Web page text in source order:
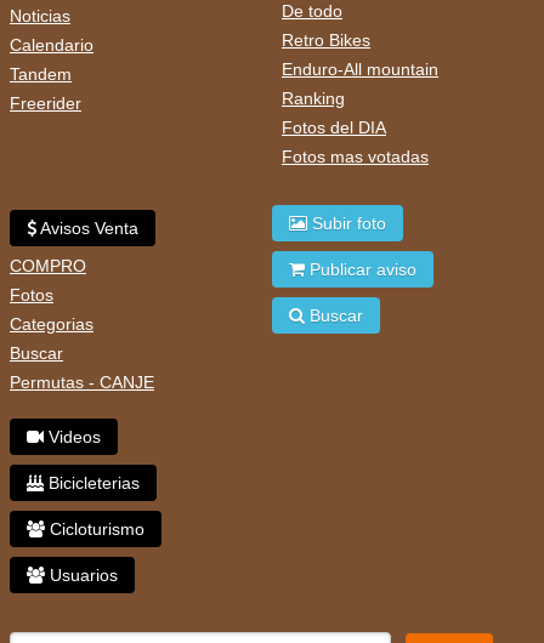
Noticias
Calendario
Tandem
Freerider
De todo
Retro Bikes
Enduro-All mountain
Ranking
Fotos del DIA
Fotos mas votadas
Avisos Venta
COMPRO
Fotos
Categorias
Buscar
Permutas - CANJE
Videos
Bicicleterias
Cicloturismo
Usuarios
Subir foto
Publicar aviso
Buscar